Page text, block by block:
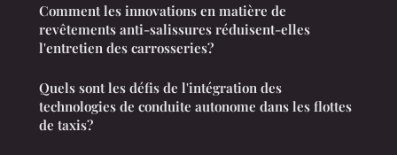
Comment les innovations en matière de
revêtements anti-salissures réduisent-elles
l'entretien des carrosseries?
Quels sont les défis de l'intégration des
technologies de conduite autonome dans les flottes
de taxis?